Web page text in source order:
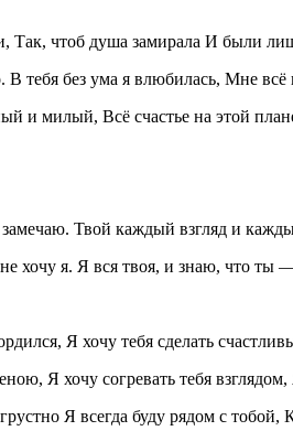
Так, чтоб душа замирала И были
тебя без ума я влюбилась, Мне всё
и милый, Всё счастье на этой
Твой каждый взгляд и
хочу я. Я вся твоя, и знаю, что
Я хочу тебя сделать
Я хочу согревать тебя
Я всегда буду рядом с